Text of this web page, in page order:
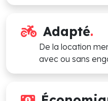
Adapté.
De la location
avec ou sans